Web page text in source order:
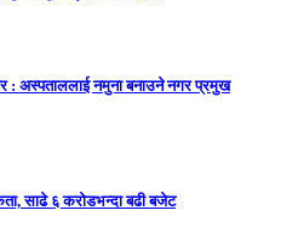
: अस्पताललाई नमुना बनाउने नगर प्रमुख
साढे ६ करोडभन्दा बढी बजेट